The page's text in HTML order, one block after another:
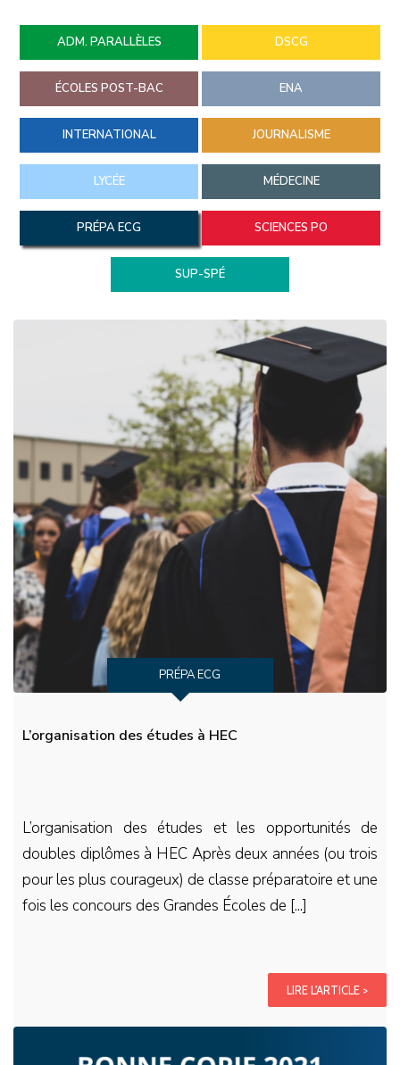
ADM. PARALLÈLES DSCG
ÉCOLES POST-BAC ENA
INTERNATIONAL JOURNALISME
LYCÉE MÉDECINE
PRÉPA ECG SCIENCES PO
SUP-SPÉ
PRÉPA ECG
L’organisation des études à HEC
L’organisation des études et les opportunités de
doubles diplômes à HEC Après deux années (ou trois
pour les plus courageux) de classe préparatoire et une
fois les concours des Grandes Écoles de [...]
LIRE L'ARTICLE >